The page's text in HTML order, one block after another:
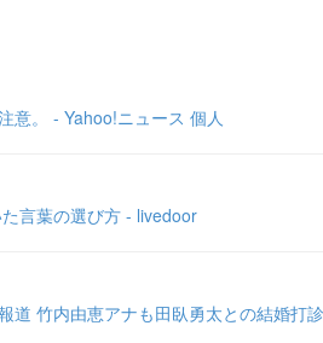
意。 - Yahoo!ニュース 個人
言葉の選び方 - livedoor
道 竹内由恵アナも田臥勇太との結婚打